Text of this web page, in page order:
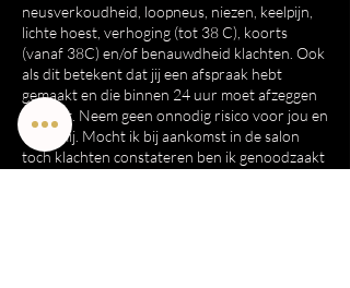
neusverkoudheid, loopneus, niezen, keelpijn,
lichte hoest, verhoging (tot 38 C), koorts
(vanaf 38C) en/of benauwdheid klachten. Ook
als dit betekent dat jij een afspraak hebt
gemaakt en die binnen 24 uur moet afzeggen
doe dat. Neem geen onnodig risico voor jou en
voor mij. Mocht ik bij aankomst in de salon
toch klachten constateren ben ik genoodzaakt